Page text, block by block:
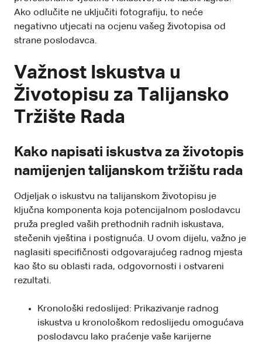
Ako odlučite ne uključiti fotografiju, to neće
negativno utjecati na ocjenu vašeg životopisa od
strane poslodavca.
Važnost Iskustva u
Životopisu za Talijansko
Tržište Rada
Kako napisati iskustva za životopis
namijenjen talijanskom tržištu rada
Odjeljak o iskustvu na talijanskom životopisu je
ključna komponenta koja potencijalnom poslodavcu
pruža pregled vaših prethodnih radnih iskustava,
stečenih vještina i postignuća. U ovom dijelu, važno je
naglasiti specifičnosti odgovarajućeg radnog mjesta
kao što su oblasti rada, odgovornosti i ostvareni
rezultati.
Kronološki redoslijed: Prikazivanje radnog
iskustva u kronološkom redoslijedu omogućava
poslodavcu lako praćenje vaše karijerne